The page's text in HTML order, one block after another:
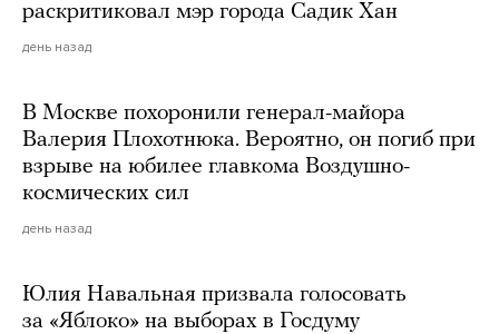
раскритиковал мэр города Садик Хан
день назад
В Москве похоронили генерал-майора
Валерия Плохотнюка. Вероятно, он погиб при
взрыве на юбилее главкома Воздушно-
космических сил
день назад
Юлия Навальная призвала голосовать
за «Яблоко» на выборах в Госдуму